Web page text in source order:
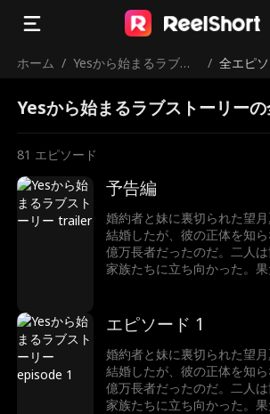
ホーム / Yesから始まるラブス
/ 全エピ
Yesから始まるラブストーリー
81 エピソード
予告編
婚約者と妹に裏切られた望
結婚したが、彼の正体を知
億万長者だったのだ。二人
家族たちに立ち向かった。
エピソード 1
婚約者と妹に裏切られた望
結婚したが、彼の正体を知
億万長者だったのだ。二人
家族たちに立ち向かった。